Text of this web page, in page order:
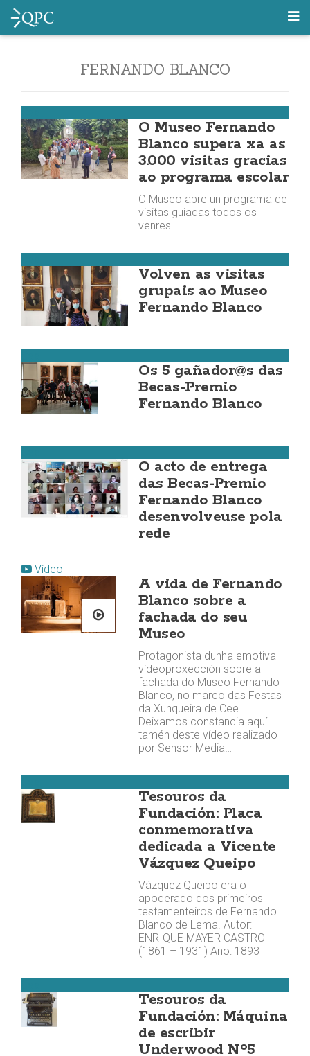
FERNANDO BLANCO
O Museo Fernando
Blanco supera xa as
3.000 visitas gracias
ao programa escolar
O Museo abre un programa de
visitas guiadas todos os
venres
Volven as visitas
grupais ao Museo
Fernando Blanco
Os 5 gañador@s das
Becas-Premio
Fernando Blanco
O acto de entrega
das Becas-Premio
Fernando Blanco
desenvolveuse pola
rede
Vídeo
A vida de Fernando
Blanco sobre a
fachada do seu
Museo
Protagonista dunha emotiva
vídeoproxección sobre a
fachada do Museo Fernando
Blanco, no marco das Festas
da Xunqueira de Cee .
Deixamos constancia aquí
tamén deste vídeo realizado
por Sensor Media…
Tesouros da
Fundación: Placa
conmemorativa
dedicada a Vicente
Vázquez Queipo
Vázquez Queipo era o
apoderado dos primeiros
testamenteiros de Fernando
Blanco de Lema. Autor:
ENRIQUE MAYER CASTRO
(1861 – 1931) Ano: 1893
Tesouros da
Fundación: Máquina
de escribir
Underwood Nº5